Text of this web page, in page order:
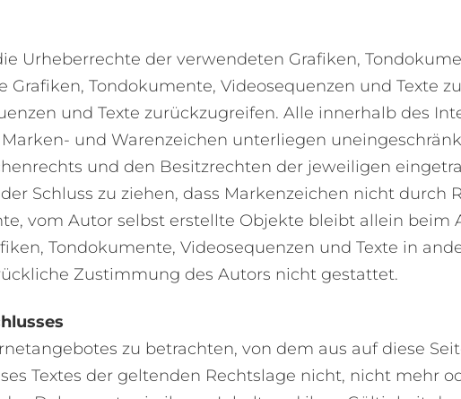
Urheberrechte der verwendeten Grafiken,
Tondokumente, Videosequenzen und Texte
und Texte zurückzugreifen. Alle innerhalb des
und Warenzeichen unterliegen
und den Besitzrechten der jeweiligen
Schluss zu ziehen, dass Markenzeichen nicht durch
vom Autor selbst erstellte Objekte bleibt allein beim
Tondokumente, Videosequenzen und Texte in
Zustimmung des Autors nicht gestattet.
zu betrachten, von dem aus auf diese
Textes der geltenden Rechtslage nicht, nicht mehr